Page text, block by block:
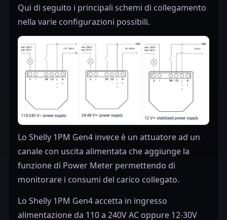
Qui di seguito i principali schemi di collegamento
nella varie configurazioni possibili.
Lo Shelly 1PM Gen4 invece è un attuatore ad un
canale con uscita alimentata che aggiunge la
funzione di Power Meter permettendo di
monitorare i consumi del carico collegato.
Lo Shelly 1PM Gen4 accetta in ingresso
alimentazione da 110 a 240V AC oppure 12-30V